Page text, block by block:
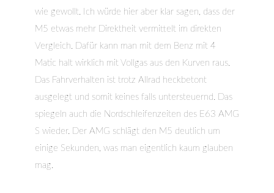
wie gewollt. Ich würde hier aber klar sagen, dass der
M5 etwas mehr Direktheit vermittelt im direkten
Vergleich. Dafür kann man mit dem Benz mit 4
Matic halt wirklich mit Vollgas aus den Kurven raus.
Das Fahrverhalten ist trotz Allrad heckbetont
ausgelegt und somit keines falls untersteuernd. Das
spiegeln auch die Nordschleifenzeiten des E63 AMG
S wieder. Der AMG schlägt den M5 deutlich um
einige Sekunden, was man eigentlich kaum glauben
mag.